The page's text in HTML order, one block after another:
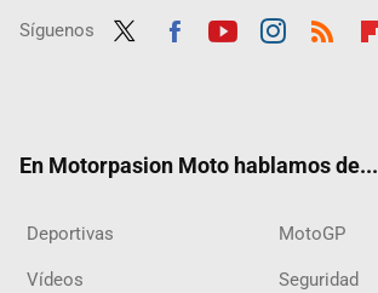
Síguenos
En Motorpasion Moto hablamos de...
Deportivas MotoGP
Vídeos Seguridad